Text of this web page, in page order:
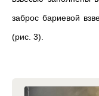
заброс бариевой
(рис. 3).